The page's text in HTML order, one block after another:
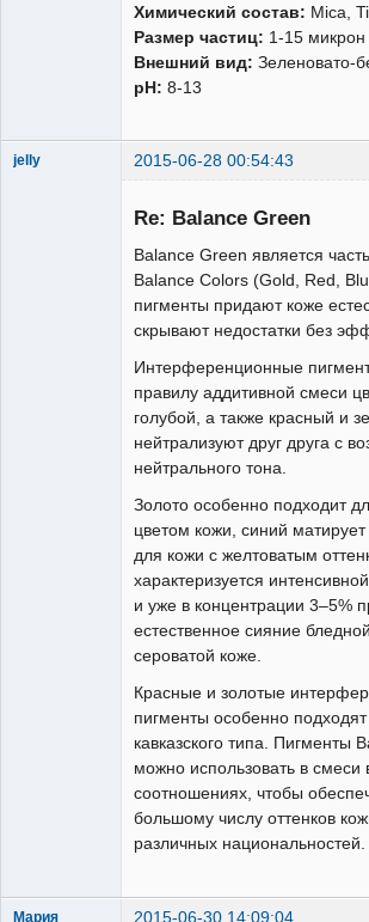
Химический состав: Mica,
Размер частиц: 1-15 микрон
Внешний вид: Зеленовато-
рН: 8-13
jelly 2015-06-28 00:54:43
Re: Balance Green
Balance Green является
Balance Colors (Gold, Red,
пигменты придают коже
скрывают недостатки без
Интерференционные
правилу аддитивной смеси
голубой, а также красный и
нейтрализуют друг друга с
нейтрального тона.
Золото особенно подходит
цветом кожи, синий
для кожи с желтоватым
характеризуется
и уже в концентрации 3–5%
естественное сияние
сероватой коже.
Красные и золотые
пигменты особенно
кавказского типа. Пигменты
можно использовать в смеси
соотношениях, чтобы
большому числу оттенков
различных национальностей.
Мария 2015-06-30 14:09:04